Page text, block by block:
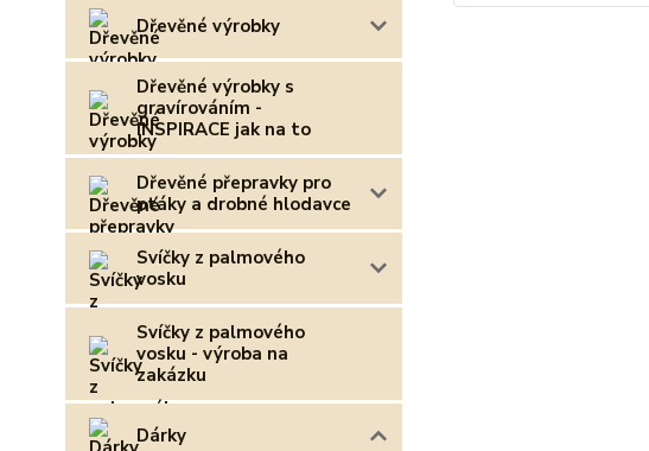
Dřevěné výrobky
Dřevěné výrobky s
gravírováním -
INSPIRACE jak na to
Dřevěné přepravky pro
ptáky a drobné hlodavce
Svíčky z palmového
vosku
Svíčky z palmového
vosku - výroba na
zakázku
Dárky